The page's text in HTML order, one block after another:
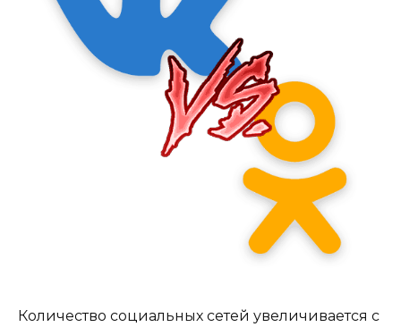
Количество социальных сетей увеличивается с